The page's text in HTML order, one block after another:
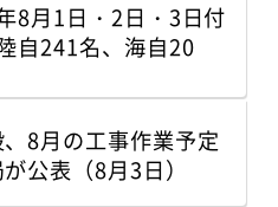
8月1日・2日・3日付
自241名、海自20
8月の工事作業予定
公表（8月3日）